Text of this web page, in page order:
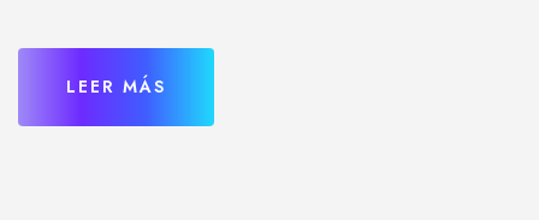
LEER MÁS